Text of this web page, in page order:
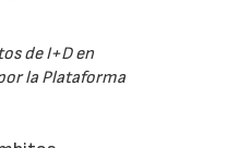
de I+D en
la Plataforma